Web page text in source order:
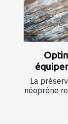
La
néoprène